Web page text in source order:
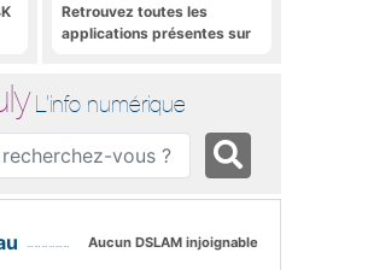
Retrouvez toutes les
applications présentes sur
L'info numérique
Aucun DSLAM injoignable